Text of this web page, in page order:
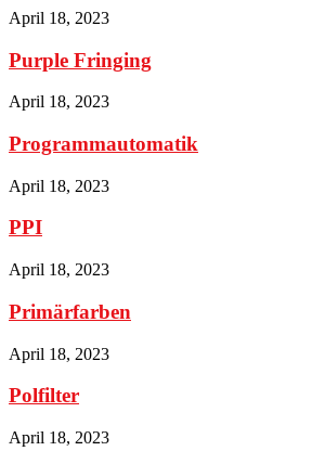
April 18, 2023
Purple Fringing
April 18, 2023
Programmautomatik
April 18, 2023
PPI
April 18, 2023
Primärfarben
April 18, 2023
Polfilter
April 18, 2023